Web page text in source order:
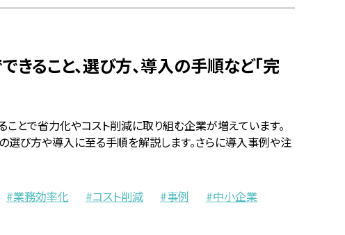
きること、選び方、導入の手順など「完
とで省力化やコスト削減に取り組む企業が増えています。
選び方や導入に至る手順を解説します。さらに導入事例や注
業務効率化 コスト削減 事例
中小企業